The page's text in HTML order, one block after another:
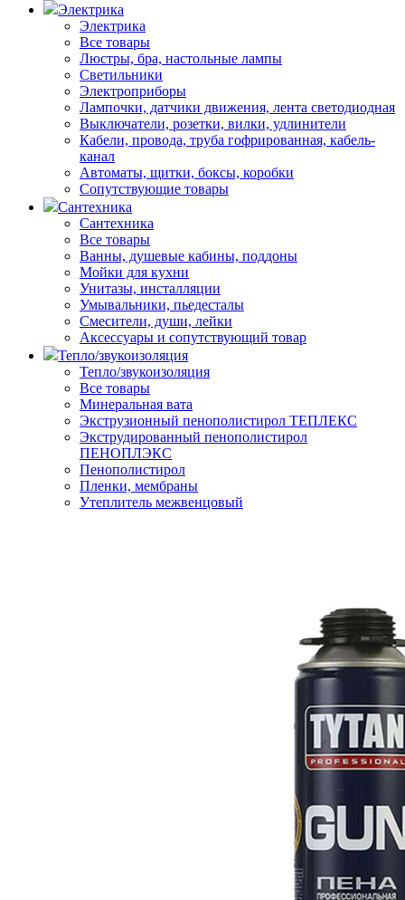
Электрика
Электрика
Все товары
Люстры, бра, настольные лампы
Светильники
Электроприборы
Лампочки, датчики движения, лента светодиодная
Выключатели, розетки, вилки, удлинители
Кабели, провода, труба гофрированная, кабель-
канал
Автоматы, щитки, боксы, коробки
Сопутствующие товары
Сантехника
Сантехника
Все товары
Ванны, душевые кабины, поддоны
Мойки для кухни
Унитазы, инсталляции
Умывальники, пьедесталы
Смесители, души, лейки
Аксессуары и сопутствующий товар
Тепло/звукоизоляция
Тепло/звукоизоляция
Все товары
Минеральная вата
Экструзионный пенополистирол ТЕПЛЕКС
Экструдированный пенополистирол
ПЕНОПЛЭКС
Пенополистирол
Пленки, мембраны
Утеплитель межвенцовый